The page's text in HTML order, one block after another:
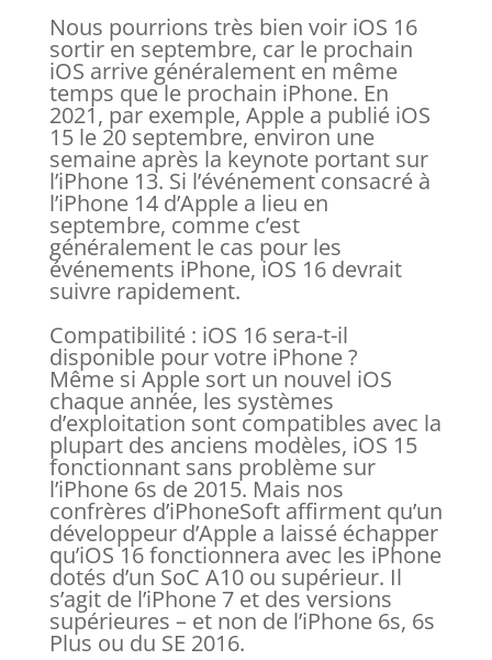
Nous pourrions très bien voir iOS 16
sortir en septembre, car le prochain
iOS arrive généralement en même
temps que le prochain iPhone. En
2021, par exemple, Apple a publié iOS
15 le 20 septembre, environ une
semaine après la keynote portant sur
l’iPhone 13. Si l’événement consacré à
l’iPhone 14 d’Apple a lieu en
septembre, comme c’est
généralement le cas pour les
événements iPhone, iOS 16 devrait
suivre rapidement.
Compatibilité : iOS 16 sera-t-il
disponible pour votre iPhone ?
Même si Apple sort un nouvel iOS
chaque année, les systèmes
d’exploitation sont compatibles avec la
plupart des anciens modèles, iOS 15
fonctionnant sans problème sur
l’iPhone 6s de 2015. Mais nos
confrères d’iPhoneSoft affirment qu’un
développeur d’Apple a laissé échapper
qu’iOS 16 fonctionnera avec les iPhone
dotés d’un SoC A10 ou supérieur. Il
s’agit de l’iPhone 7 et des versions
supérieures – et non de l’iPhone 6s, 6s
Plus ou du SE 2016.